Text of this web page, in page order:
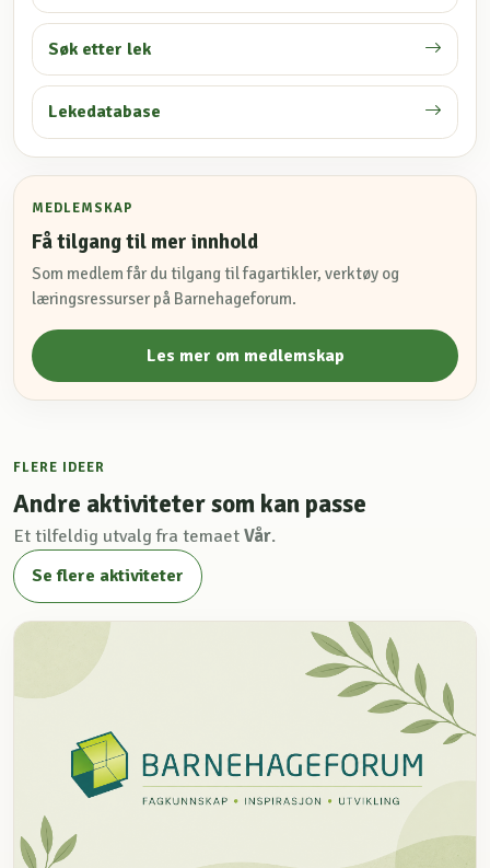
Søk etter lek
Lekedatabase
MEDLEMSKAP
Få tilgang til mer innhold
Som medlem får du tilgang til fagartikler, verktøy og
læringsressurser på Barnehageforum.
Les mer om medlemskap
FLERE IDEER
Andre aktiviteter som kan passe
Et tilfeldig utvalg fra temaet Vår.
Se flere aktiviteter